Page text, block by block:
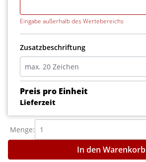
Eingabe außerhalb des Wertebereichs
Zusatzbeschriftung
Preis pro Einheit
Lieferzeit
Menge:
In den Warenkorb